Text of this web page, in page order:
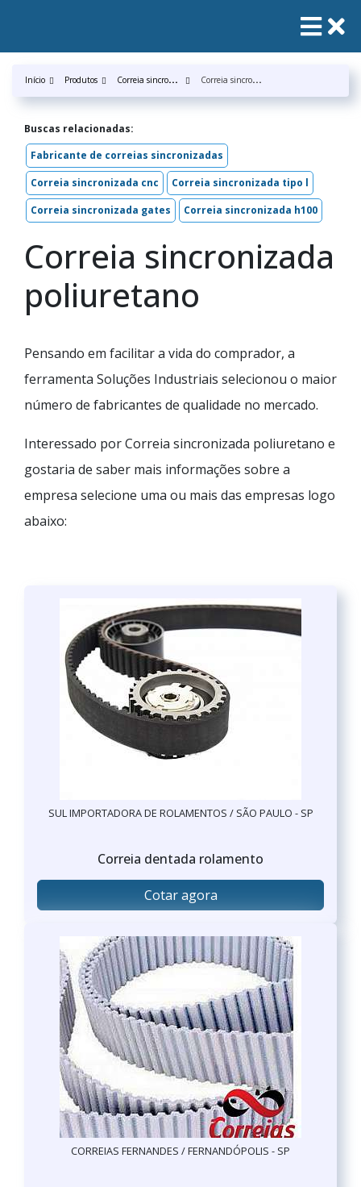
Início Produtos C
orreia sincronizada C
orreia sincronizada poliuretano
Buscas relacionadas:
Fabricante de correias sincronizadas
Correia sincronizada cnc
Correia sincronizada tipo l
Correia sincronizada gates
Correia sincronizada h100
Correia sincronizada
poliuretano
Pensando em facilitar a vida do comprador, a
ferramenta Soluções Industriais selecionou o maior
número de fabricantes de qualidade no mercado.
Interessado por Correia sincronizada poliuretano e
gostaria de saber mais informações sobre a
empresa selecione uma ou mais das empresas logo
abaixo:
SUL IMPORTADORA DE ROLAMENTOS / SÃO PAULO - SP
Correia dentada rolamento
Cotar agora
CORREIAS FERNANDES / FERNANDÓPOLIS - SP